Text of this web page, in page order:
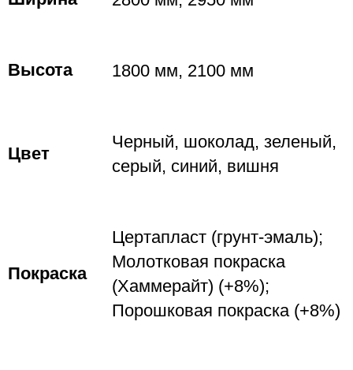
Высота 1800 мм, 2100 мм
Цвет
Черный, шоколад, зеленый,
серый, синий, вишня
Покраска
Цертапласт (грунт-эмаль);
Молотковая покраска
(Хаммерайт) (+8%);
Порошковая покраска (+8%)